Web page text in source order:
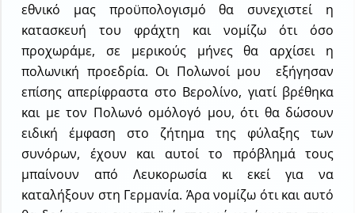
εθνικό μας προϋπολογισμό θα συνεχιστεί η
κατασκευή του φράχτη και νομίζω ότι όσο
προχωράμε, σε μερικούς μήνες θα αρχίσει η
πολωνική προεδρία. Οι Πολωνοί μου εξήγησαν
επίσης απερίφραστα στο Βερολίνο, γιατί βρέθηκα
και με τον Πολωνό ομόλογό μου, ότι θα δώσουν
ειδική έμφαση στο ζήτημα της φύλαξης των
συνόρων, έχουν και αυτοί το πρόβλημά τους
μπαίνουν από Λευκορωσία κι εκεί για να
καταλήξουν στη Γερμανία. Άρα νομίζω ότι και αυτό